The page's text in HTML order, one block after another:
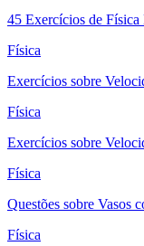
45 Exercícios de
Física
Exercícios sobre
Física
Exercícios sobre
Física
Questões sobre Vasos
Física